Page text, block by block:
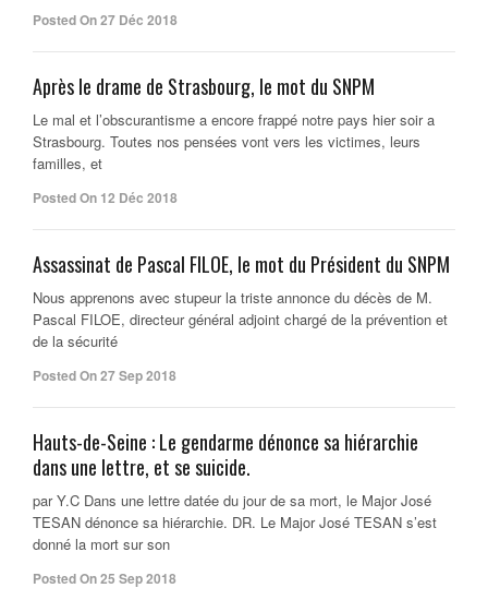
Posted On 27 Déc 2018
Après le drame de Strasbourg, le mot du SNPM
Le mal et l’obscurantisme a encore frappé notre pays hier soir a
Strasbourg. Toutes nos pensées vont vers les victimes, leurs
familles, et
Posted On 12 Déc 2018
Assassinat de Pascal FILOE, le mot du Président du SNPM
Nous apprenons avec stupeur la triste annonce du décès de M.
Pascal FILOE, directeur général adjoint chargé de la prévention et
de la sécurité
Posted On 27 Sep 2018
Hauts-de-Seine : Le gendarme dénonce sa hiérarchie
dans une lettre, et se suicide.
par Y.C Dans une lettre datée du jour de sa mort, le Major José
TESAN dénonce sa hiérarchie. DR. Le Major José TESAN s’est
donné la mort sur son
Posted On 25 Sep 2018